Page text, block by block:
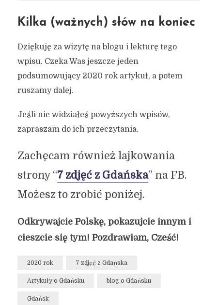
Kilka (ważnych) słów na koniec
Dziękuję za wizytę na blogu i lekturę tego
wpisu. Czeka Was jeszcze jeden
podsumowujący 2020 rok artykuł, a potem
ruszamy dalej.
Jeśli nie widziałeś powyższych wpisów,
zapraszam do ich przeczytania.
Zachęcam również lajkowania
strony “7 zdjęć z Gdańska” na FB.
Możesz to zrobić poniżej.
Odkrywajcie Polskę, pokazujcie innym i
cieszcie się tym! Pozdrawiam, Cześć!
2020 rok 7 zdjęć z Gdańska
Artykuły o Gdańsku blog o Gdańsku
Gdańsk